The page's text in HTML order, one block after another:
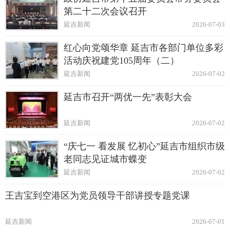
第二十二次会议召开
2026-07-03
延吉新闻
红心向党颂华章 延吉市各部门单位多彩
活动庆祝建党105周年（二）
2026-07-02
延吉新闻
延吉市召开“两优一先”表彰大会
2026-07-02
延吉新闻
“庆七一 看发展 忆初心”延吉市组织市级
老同志见证城市蝶变
2026-07-02
延吉新闻
王吉宝到空港区为党员领导干部讲授专题党课
2026-07-01
延吉新闻